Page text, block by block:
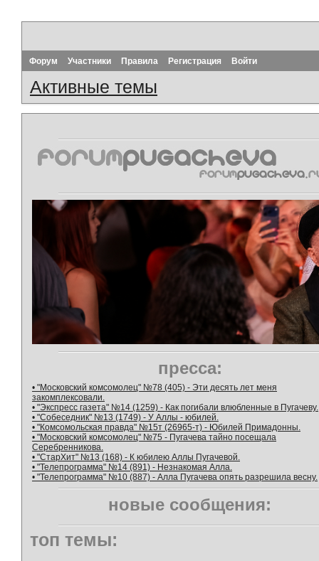
Форум Участники Правила Регистрация Войти
Активные темы
пресса:
• "Московский комсомолец" №78 (405) - Эти десять лет меня
закомплексовали.
• "Экспресс газета" №14 (1259) - Как погибали влюбленные в Пугачеву.
• "Собеседник" №13 (1749) - У Аллы - юбилей.
• "Комсомольская правда" №15т (26965-т) - Юбилей Примадонны.
• "Московский комсомолец" №75 - Пугачева тайно посещала
Серебренникова.
• "СтарХит" №13 (168) - К юбилею Аллы Пугачевой.
• "Телепрограмма" №14 (891) - Незнакомая Алла.
• "Телепрограмма" №10 (887) - Алла Пугачева опять разрешила весну.
новые сообщения:
топ темы: